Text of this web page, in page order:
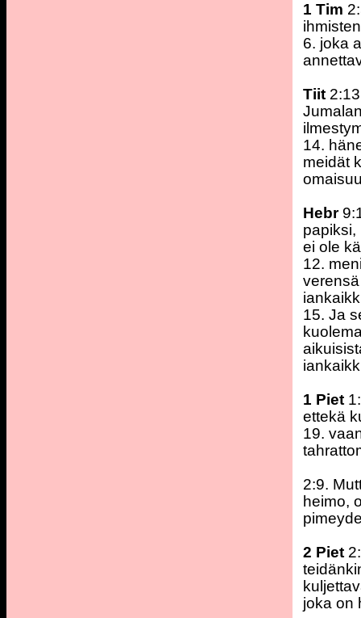
1 Tim
6. joka
Tiit
14.
meidät
Hebr
papiksi,
ei ole
12.
15. Ja
1 Piet
ettekä
19.
2:9.
heimo,
2 Piet
joka on